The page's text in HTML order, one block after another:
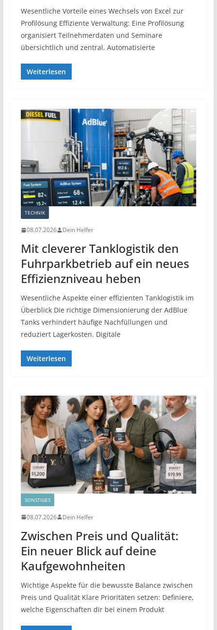
Wesentliche Vorteile eines Wechsels von Excel zur
Profilösung Effiziente Verwaltung: Eine Profilösung
organisiert Teilnehmerdaten und Seminare
übersichtlich und zentral. Automatisierte
Weiterlesen
TECHNIK
08.07.2026 Dein Helfer
Mit cleverer Tanklogistik den
Fuhrparkbetrieb auf ein neues
Effizienzniveau heben
Wesentliche Aspekte einer effizienten Tanklogistik im
Überblick Die richtige Dimensionierung der AdBlue
Tanks verhindert häufige Nachfüllungen und
reduziert Lagerkosten. Digitale
Weiterlesen
SONSTIGES
08.07.2026 Dein Helfer
Zwischen Preis und Qualität:
Ein neuer Blick auf deine
Kaufgewohnheiten
Wichtige Aspekte für die bewusste Balance zwischen
Preis und Qualität Klare Prioritäten setzen: Definiere,
welche Eigenschaften dir bei einem Produkt